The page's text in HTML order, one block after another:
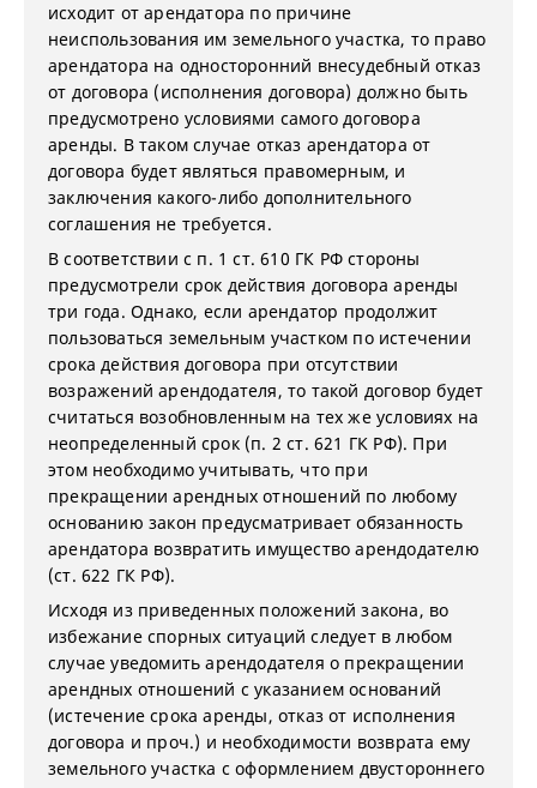
исходит от арендатора по причине
неиспользования им земельного участка, то право
арендатора на односторонний внесудебный отказ
от договора (исполнения договора) должно быть
предусмотрено условиями самого договора
аренды. В таком случае отказ арендатора от
договора будет являться правомерным, и
заключения какого-либо дополнительного
соглашения не требуется.
В соответствии с п. 1 ст. 610 ГК РФ стороны
предусмотрели срок действия договора аренды
три года. Однако, если арендатор продолжит
пользоваться земельным участком по истечении
срока действия договора при отсутствии
возражений арендодателя, то такой договор будет
считаться возобновленным на тех же условиях на
неопределенный срок (п. 2 ст. 621 ГК РФ). При
этом необходимо учитывать, что при
прекращении арендных отношений по любому
основанию закон предусматривает обязанность
арендатора возвратить имущество арендодателю
(ст. 622 ГК РФ).
Исходя из приведенных положений закона, во
избежание спорных ситуаций следует в любом
случае уведомить арендодателя о прекращении
арендных отношений с указанием оснований
(истечение срока аренды, отказ от исполнения
договора и проч.) и необходимости возврата ему
земельного участка с оформлением двустороннего